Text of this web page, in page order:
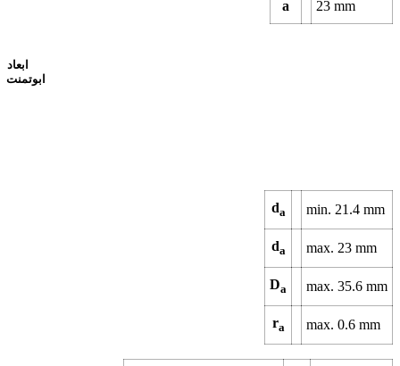
a 23 mm
ابعاد
ابوتمنت
da min. 21.4 mm
da max. 23 mm
Da max. 35.6 mm
ra max. 0.6 mm